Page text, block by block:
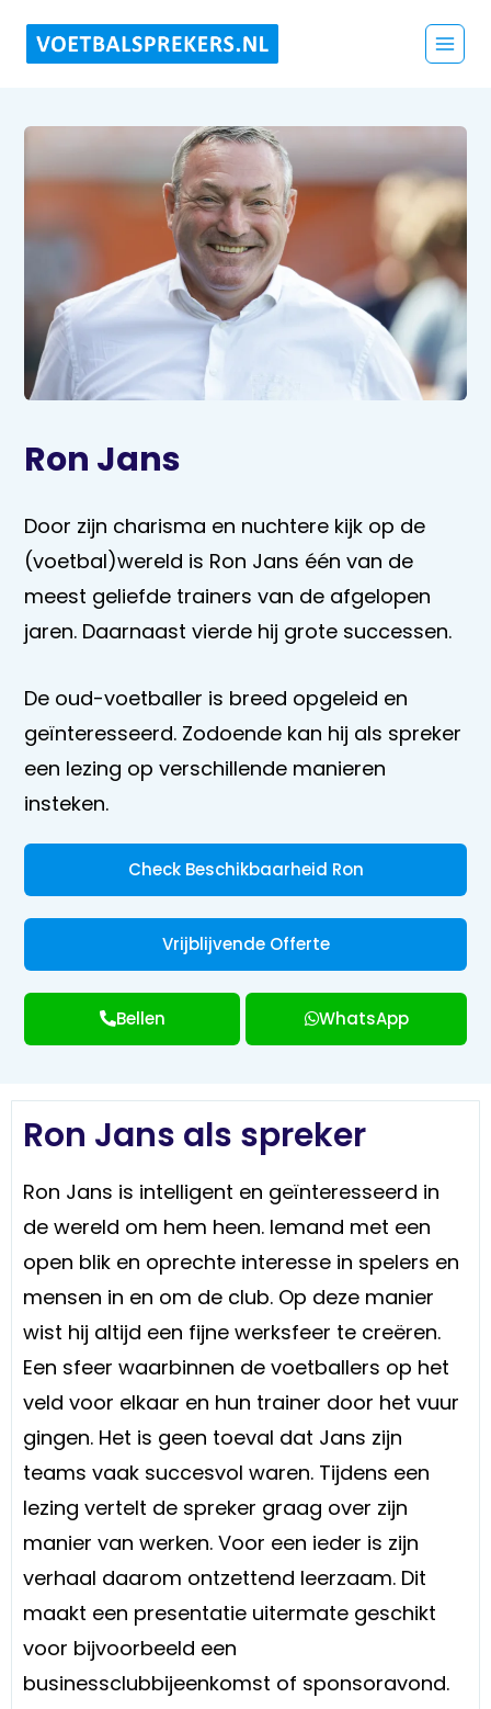
Ron Jans
Door zijn charisma en nuchtere kijk op de
(voetbal)wereld is Ron Jans één van de
meest geliefde trainers van de afgelopen
jaren. Daarnaast vierde hij grote successen.
De oud-voetballer is breed opgeleid en
geïnteresseerd. Zodoende kan hij als spreker
een lezing op verschillende manieren
insteken.
Check Beschikbaarheid Ron
Vrijblijvende Offerte
Bellen WhatsApp
Ron Jans als spreker
Ron Jans is intelligent en geïnteresseerd in
de wereld om hem heen. Iemand met een
open blik en oprechte interesse in spelers en
mensen in en om de club. Op deze manier
wist hij altijd een fijne werksfeer te creëren.
Een sfeer waarbinnen de voetballers op het
veld voor elkaar en hun trainer door het vuur
gingen. Het is geen toeval dat Jans zijn
teams vaak succesvol waren. Tijdens een
lezing vertelt de spreker graag over zijn
manier van werken. Voor een ieder is zijn
verhaal daarom ontzettend leerzaam. Dit
maakt een presentatie uitermate geschikt
voor bijvoorbeeld een
businessclubbijeenkomst of sponsoravond.